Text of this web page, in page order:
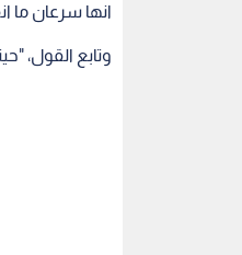
انها سرعان ما
وتابع القول،